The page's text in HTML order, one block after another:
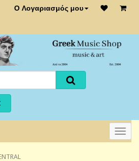
Ο Λογαριασμός μου